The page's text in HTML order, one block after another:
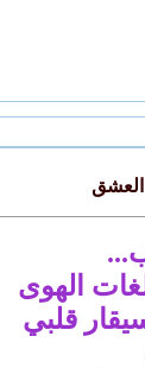
الهوى
قلبي